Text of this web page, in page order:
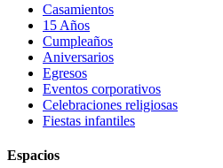
Casamientos
15 Años
Cumpleaños
Aniversarios
Egresos
Eventos corporativos
Celebraciones religiosas
Fiestas infantiles
Espacios